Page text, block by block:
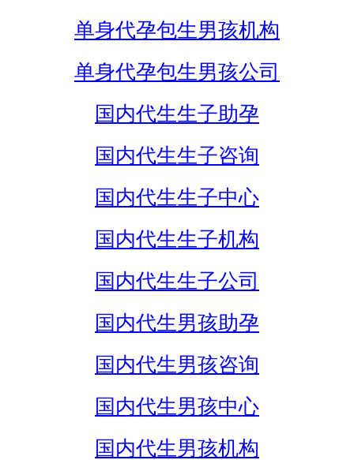
单身代孕包生男孩机构
单身代孕包生男孩公司
国内代生生子助孕
国内代生生子咨询
国内代生生子中心
国内代生生子机构
国内代生生子公司
国内代生男孩助孕
国内代生男孩咨询
国内代生男孩中心
国内代生男孩机构